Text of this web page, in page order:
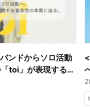
ンドからソロ活動
toi」が表現する音